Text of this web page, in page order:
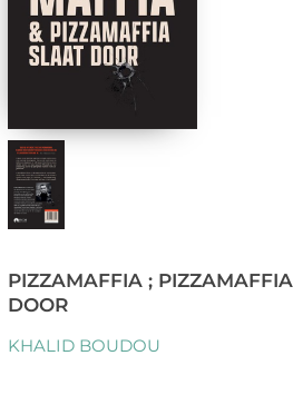
PIZZAMAFFIA ;
DOOR
KHALID BOUDOU